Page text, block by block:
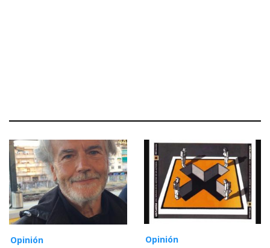
Opinión Opinión